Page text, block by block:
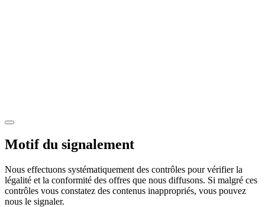
Motif du signalement
Nous effectuons systématiquement des contrôles pour vérifier la
légalité et la conformité des offres que nous diffusons. Si malgré ces
contrôles vous constatez des contenus inappropriés, vous pouvez
nous le signaler.